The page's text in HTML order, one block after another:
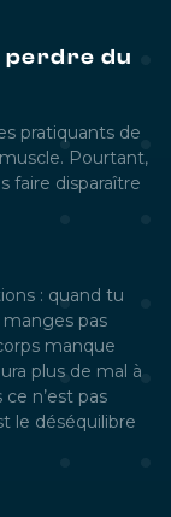
perdre du
pratiquants de
Pourtant,
faire disparaître
: quand tu
pas
manque
plus de mal à
n’est pas
le déséquilibre